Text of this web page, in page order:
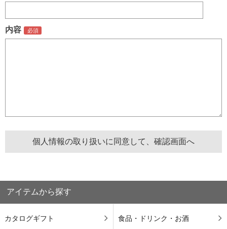
内容
アイテムから探す
カタログギフト 食品・ドリンク・お酒